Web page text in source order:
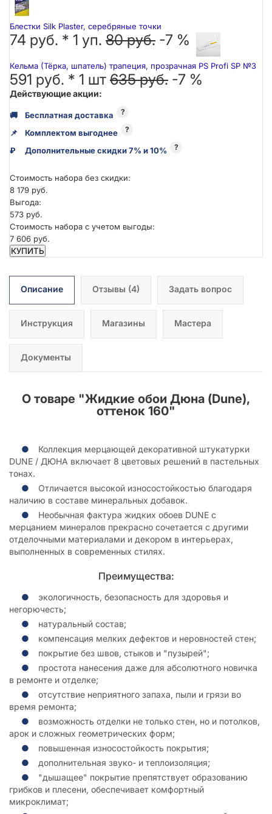
Блестки Silk Plaster, серебряные точки
74 руб. * 1 уп. 80 руб. -7 %
Кельма (Тёрка, шпатель) трапеция, прозрачная PS Profi SP №3
591 руб. * 1 шт 635 руб. -7 %
Действующие акции:
🚚 Бесплатная доставка ?
📌 Комплектом выгоднее ?
₽ Дополнительные скидки 7% и 10% ?
Стоимость набора без скидки:
8 179 руб.
Выгода:
573 руб.
Стоимость набора с учетом выгоды:
7 606 руб.
КУПИТЬ
Описание Отзывы (4) Задать вопрос
Инструкция Магазины Мастера
Документы
О товаре "Жидкие обои Дюна (Dune),
оттенок 160"
Коллекция мерцающей декоративной штукатурки
DUNE / ДЮНА включает 8 цветовых решений в пастельных
тонах.
Отличается высокой износостойкостью благодаря
наличию в составе минеральных добавок.
Необычная фактура жидких обоев DUNE с
мерцанием минералов прекрасно сочетается с другими
отделочными материалами и декором в интерьерах,
выполненных в современных стилях.
Преимущества:
экологичность, безопасность для здоровья и
негорючесть;
натуральный состав;
компенсация мелких дефектов и неровностей стен;
покрытие без швов, стыков и "пузырей";
простота нанесения даже для абсолютного новичка
в ремонте и отделке;
отсутствие неприятного запаха, пыли и грязи во
время ремонта;
возможность отделки не только стен, но и потолков,
арок и сложных геометрических форм;
повышенная износостойкость покрытия;
дополнительная звуко- и теплоизоляция;
"дышащее" покрытие препятствует образованию
грибков и плесени, обеспечивает комфортный
микроклимат;